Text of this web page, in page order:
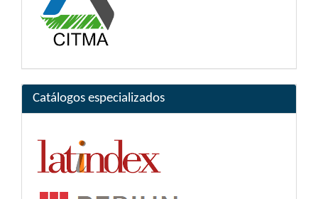
Catálogos especializados